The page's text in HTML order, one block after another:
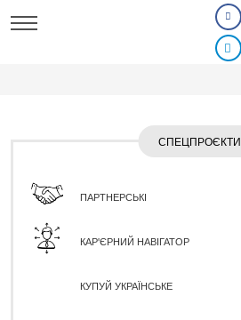
СПЕЦПРОЄКТИ
ПАРТНЕРСЬКІ
КАР'ЄРНИЙ НАВІГАТОР
КУПУЙ УКРАЇНСЬКЕ